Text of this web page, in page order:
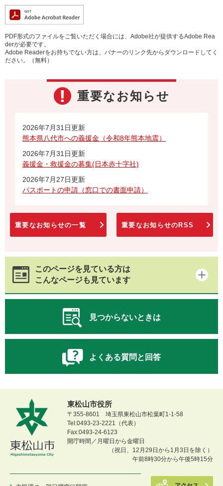
PDF形式のファイルをご覧いただく場合には、Adobe社が提供するAdobe Rea
derが必要です。
Adobe Readerをお持ちでない方は、バナーのリンク先からダウンロードしてく
ださい。（無料）
重要なお知らせ
2026年7月31日更新
熊本県八代市への義援金（令和8年熊本地震）
2026年7月31日更新
義援金・救援金の募集(日本赤十字社)
2026年7月27日更新
パスポートの申請（窓口での書面申請）
重要なお知らせの一覧 重要なお知らせのRSS
このページを見ている方は
こんなページも見ています
見つからないときは
よくある質問と回答
東松山市役所
〒355-8601 埼玉県東松山市松葉町1-1-58
Tel:0493-23-2221（代表）
Fax:0493-24-6123
開庁時間／月曜日から金曜日
（祝日、12月29日から1月3日を除く）
午前8時30分から午後5時15分